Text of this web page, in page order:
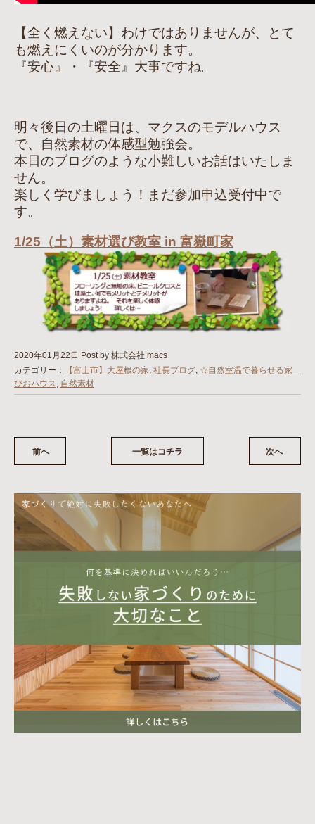
【全く燃えない】わけではありませんが、とて
も燃えにくいのが分かります。
『安心』・『安全』大事ですね。
明々後日の土曜日は、マクスのモデルハウス
で、自然素材の体感型勉強会。
本日のブログのような小難しいお話はいたしま
せん。
楽しく学びましょう！まだ参加申込受付中で
す。
1/25（土）素材選び教室 in 富嶽町家
2020年01月22日 Post by 株式会社 macs
カテゴリー：
【富士市】大屋根の家, 社長ブログ, ☆自然室温で暮らせる家
びおハウス, 自然素材
前へ 一覧はコチラ 次へ